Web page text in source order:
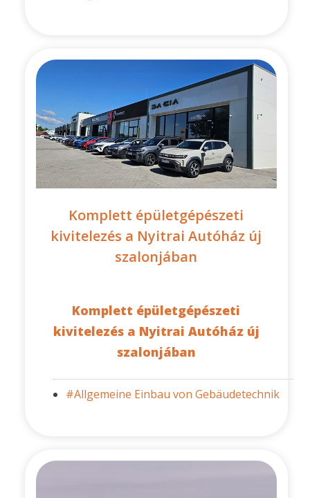
Komplett épületgépészeti
kivitelezés a Nyitrai Autóház új
szalonjában
Komplett épületgépészeti
kivitelezés a Nyitrai Autóház új
szalonjában
#Allgemeine Einbau von Gebäudetechnik